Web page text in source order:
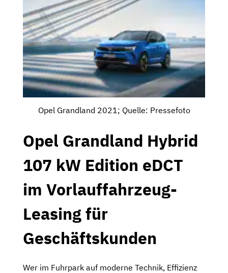
Opel Grandland 2021; Quelle: Pressefoto
Opel Grandland Hybrid
107 kW Edition eDCT
im Vorlauffahrzeug-
Leasing für
Geschäftskunden
Wer im Fuhrpark auf moderne Technik, Effizienz